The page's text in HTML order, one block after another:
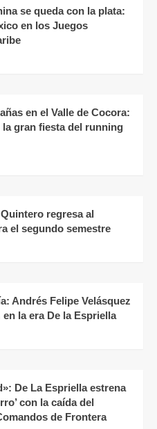
se queda con la plata:
en los Juegos
en el Valle de Cocora:
gran fiesta del running
regresa al
el segundo semestre
Andrés Felipe Velásquez
la era De la Espriella
De La Espriella estrena
con la caída del
de Frontera